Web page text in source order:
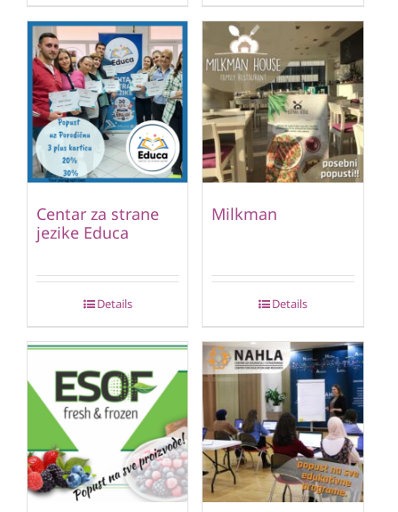
Centar za strane
jezike Educa
Details
Milkman
Details